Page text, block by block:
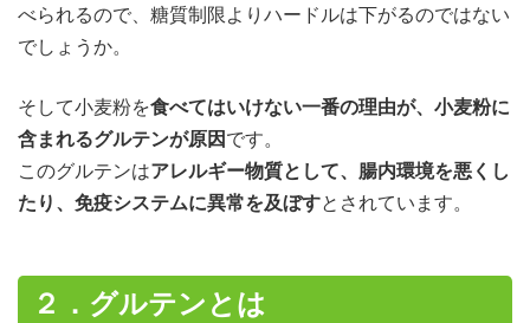
べられるので、糖質制限よりハードルは下がるのではない
でしょうか。
そして小麦粉を食べてはいけない一番の理由が、小麦粉に
含まれるグルテンが原因です。
このグルテンはアレルギー物質として、腸内環境を悪くし
たり、免疫システムに異常を及ぼすとされています。
２．グルテンとは